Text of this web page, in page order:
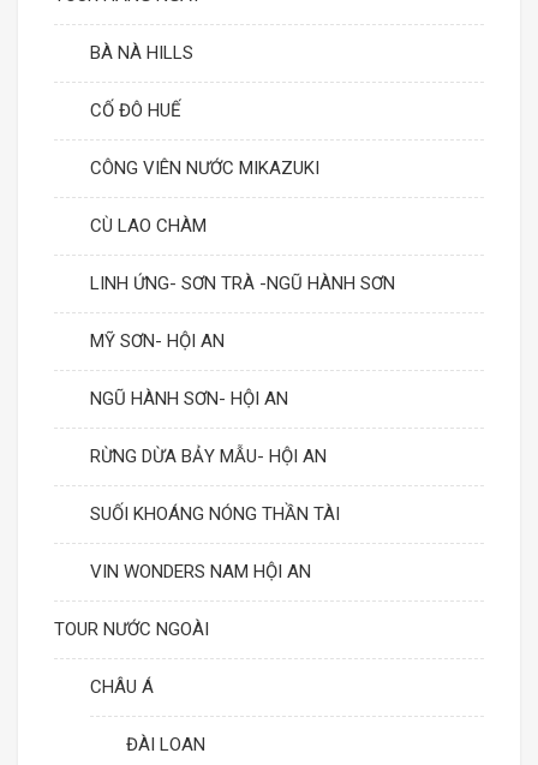
BÀ NÀ HILLS
CỐ ĐÔ HUẾ
CÔNG VIÊN NƯỚC MIKAZUKI
CÙ LAO CHÀM
LINH ỨNG- SƠN TRÀ -NGŨ HÀNH SƠN
MỸ SƠN- HỘI AN
NGŨ HÀNH SƠN- HỘI AN
RỪNG DỪA BẢY MẪU- HỘI AN
SUỐI KHOÁNG NÓNG THẦN TÀI
VIN WONDERS NAM HỘI AN
TOUR NƯỚC NGOÀI
CHÂU Á
ĐÀI LOAN